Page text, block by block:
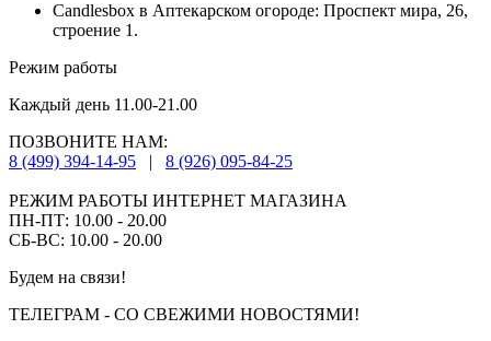
Candlesbox в Аптекарском огороде: Проспект мира, 26,
строение 1.
Режим работы
Каждый день 11.00-21.00
ПОЗВОНИТЕ НАМ:
8 (499) 394-14-95
| 8 (926) 095-84-25
РЕЖИМ РАБОТЫ ИНТЕРНЕТ МАГАЗИНА
ПН-ПТ: 10.00 - 20.00
СБ-ВС: 10.00 - 20.00
Будем на связи!
ТЕЛЕГРАМ - СО СВЕЖИМИ НОВОСТЯМИ!